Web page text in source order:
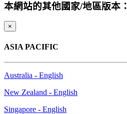
本網站的其他國家/地區版本：
×
ASIA PACIFIC
Australia - English
New Zealand - English
Singapore - English